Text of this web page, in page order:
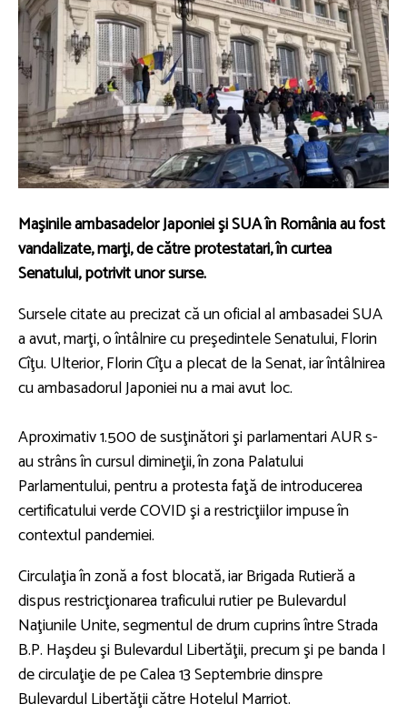
Maşinile ambasadelor Japoniei şi SUA în România au fost
vandalizate, marţi, de către protestatari, în curtea
Senatului, potrivit unor surse.
Sursele citate au precizat că un oficial al ambasadei SUA
a avut, marţi, o întâlnire cu preşedintele Senatului, Florin
Cîţu. Ulterior, Florin Cîţu a plecat de la Senat, iar întâlnirea
cu ambasadorul Japoniei nu a mai avut loc.
Aproximativ 1.500 de susţinători şi parlamentari AUR s-
au strâns în cursul dimineţii, în zona Palatului
Parlamentului, pentru a protesta faţă de introducerea
certificatului verde COVID şi a restricţiilor impuse în
contextul pandemiei.
Circulaţia în zonă a fost blocată, iar Brigada Rutieră a
dispus restricţionarea traficului rutier pe Bulevardul
Naţiunile Unite, segmentul de drum cuprins între Strada
B.P. Haşdeu şi Bulevardul Libertăţii, precum şi pe banda I
de circulaţie de pe Calea 13 Septembrie dinspre
Bulevardul Libertăţii către Hotelul Marriot.